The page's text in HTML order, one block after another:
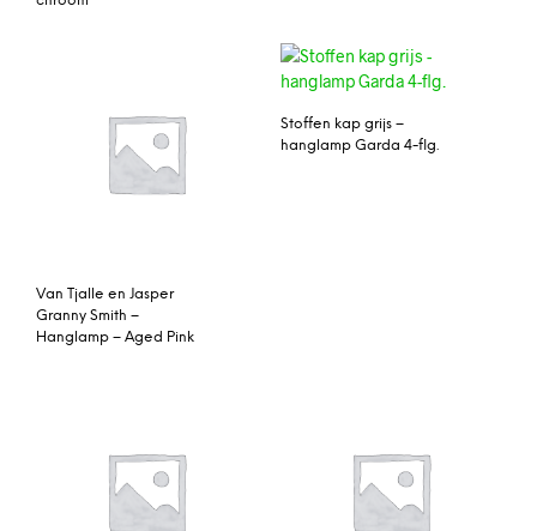
Van Tjalle en Jasper
Granny Smith –
Hanglamp – Aged Pink
Stoffen kap grijs –
hanglamp Garda 4-flg.